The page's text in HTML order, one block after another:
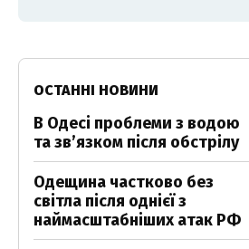
ОСТАННІ НОВИНИ
В Одесі проблеми з водою
та звʼязком після обстрілу
Одещина частково без
світла після однієї з
наймасштабніших атак РФ